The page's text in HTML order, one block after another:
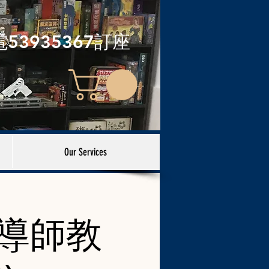
53935367訂座
Our Services
師教